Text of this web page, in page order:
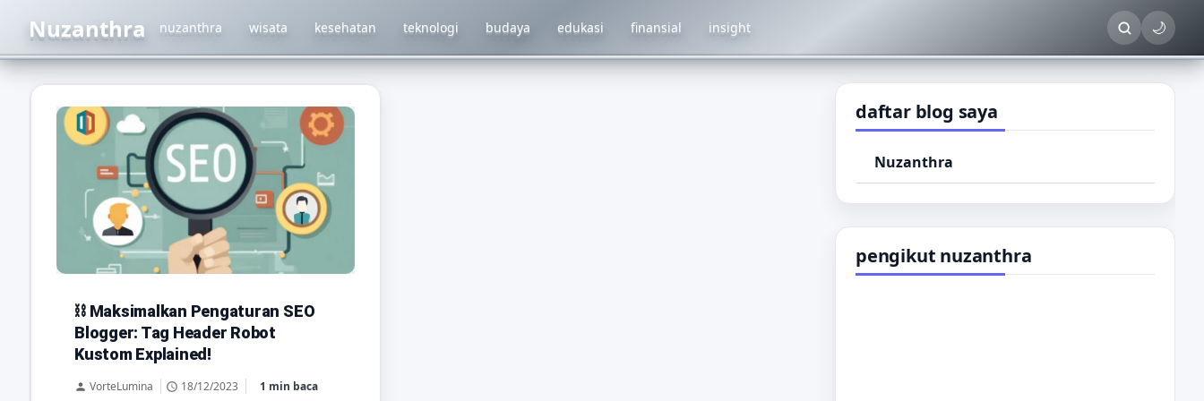
Nuzanthra nuzanthra wisata kesehatan teknologi budaya edukasi finansial insight 🌙
tag header
tag header robot kustom
⛓ Maksimalkan Pengaturan SEO
Blogger: Tag Header Robot
Kustom Explained!
VorteLumina 18/12/2023 1 min baca
daftar blog saya
Nuzanthra
pengikut nuzanthra